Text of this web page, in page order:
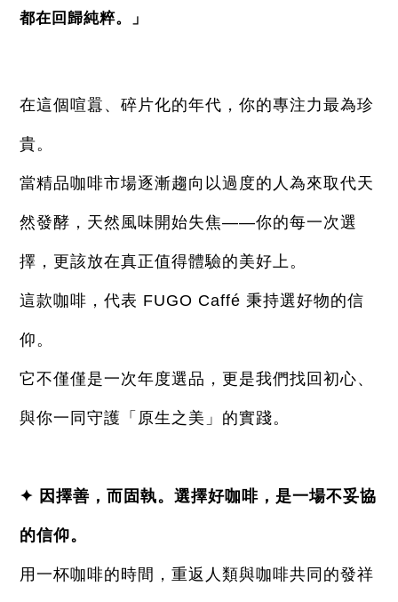
都在回歸純粹。」
在這個喧囂、碎片化的年代，你的專注力最為珍
貴。
當精品咖啡市場逐漸趨向以過度的人為來取代天
然發酵，天然風味開始失焦——你的每一次選
擇，更該放在真正值得體驗的美好上。
這款咖啡，代表 FUGO Caffé 秉持選好物的信
仰。
它不僅僅是一次年度選品，更是我們找回初心、
與你一同守護「原生之美」的實踐。
✦ 因擇善，而固執。選擇好咖啡，是一場不妥協
的信仰。
用一杯咖啡的時間，重返人類與咖啡共同的發祥